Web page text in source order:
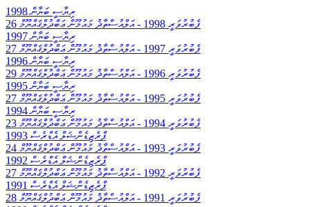
ރިޔާސީ ބަޔާން 1998
26 ފެބުރުވަރީ 1998
-އަލްއުސްތާޛު މައުމޫން ޢަބްދުލްޤައްޔޫމް
ރިޔާސީ ބަޔާން 1997
27 ފެބުރުވަރީ 1997
-އަލްއުސްތާޛު މައުމޫން ޢަބްދުލްޤައްޔޫމް
ރިޔާސީ ބަޔާން 1996
29 ފެބުރުވަރީ 1996
-އަލްއުސްތާޛު މައުމޫން ޢަބްދުލްޤައްޔޫމް
ރިޔާސީ ބަޔާން 1995
27 ފެބުރުވަރީ 1995
-އަލްއުސްތާޛު މައުމޫން ޢަބްދުލްޤައްޔޫމް
ރިޔާސީ ބަޔާން 1994
23 ފެބުރުވަރީ 1994
-އަލްއުސްތާޛު މައުމޫން ޢަބްދުލްޤައްޔޫމް
ޕްރެޒިޑެންޝަލް އެޑްރެސް 1993
24 ފެބުރުވަރީ 1993
-އަލްއުސްތާޛު މައުމޫން ޢަބްދުލްޤައްޔޫމް
ޕްރެޒިޑެންޝަލް އެޑްރެސް 1992
27 ފެބުރުވަރީ 1992
-އަލްއުސްތާޛު މައުމޫން ޢަބްދުލްޤައްޔޫމް
ޕްރެޒިޑެންޝަލް އެޑްރެސް 1991
28 ފެބުރުވަރީ 1991
-އަލްއުސްތާޛު މައުމޫން ޢަބްދުލްޤައްޔޫމް